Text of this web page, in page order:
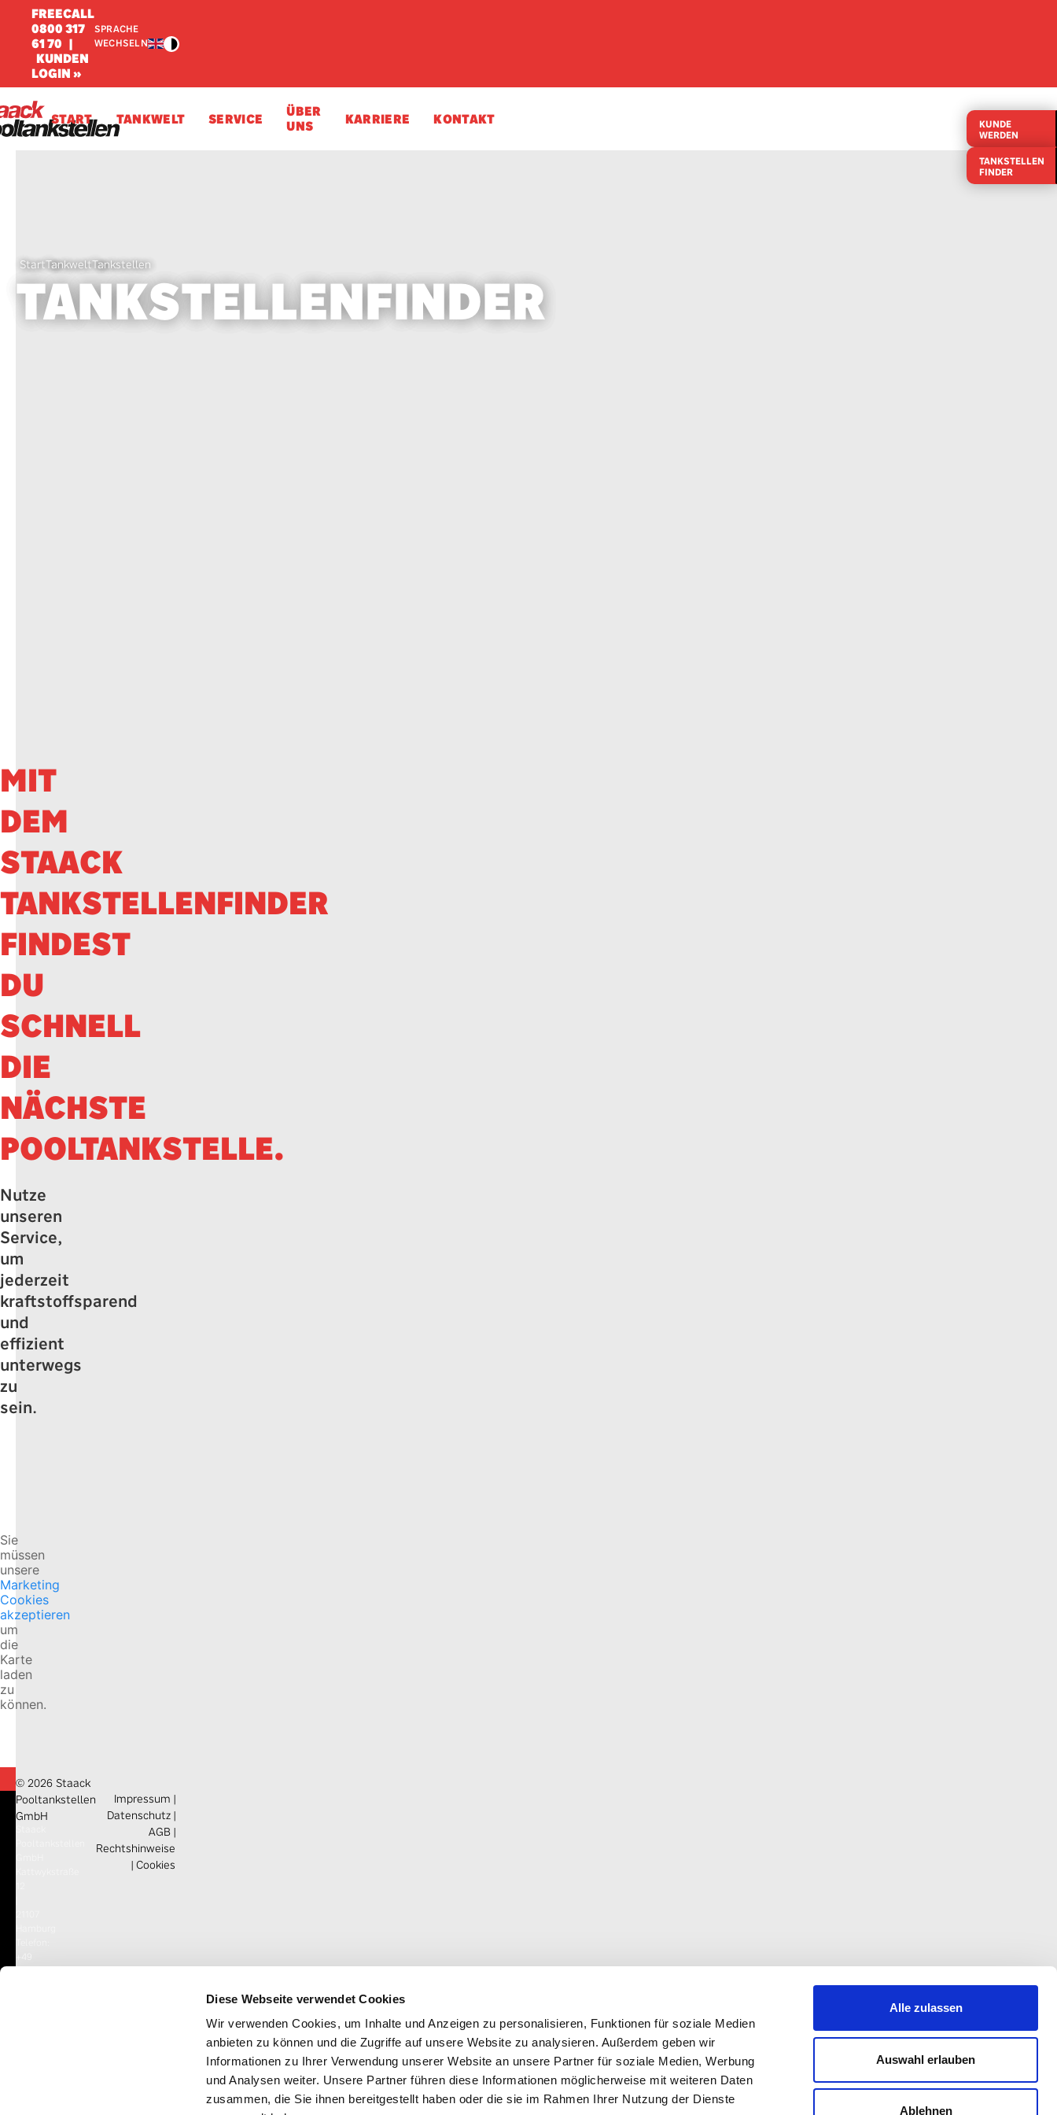
Diese Webseite verwendet Cookies
Wir verwenden Cookies, um Inhalte und Anzeigen zu personalisieren, Funktionen für soziale Medien
anbieten zu können und die Zugriffe auf unsere Website zu analysieren. Außerdem geben wir
Informationen zu Ihrer Verwendung unserer Website an unsere Partner für soziale Medien, Werbung
und Analysen weiter. Unsere Partner führen diese Informationen möglicherweise mit weiteren Daten
zusammen, die Sie ihnen bereitgestellt haben oder die sie im Rahmen Ihrer Nutzung der Dienste
Alle zulassen
Auswahl erlauben
Ablehnen
FREECALL
0800 317
61 70 |
KUNDEN
LOGIN »
SPRACHE
WECHSELN
START TANKWELT SERVICE
ÜBER
UNS
KARRIERE KONTAKT
StartTankweltTankstellen
TANKSTELLENFINDER
MIT
DEM
STAACK
TANKSTELLENFINDER
FINDEST
DU
SCHNELL
DIE
NÄCHSTE
POOLTANKSTELLE.
Nutze
unseren
Service,
um
jederzeit
kraftstoffsparend
und
effizient
unterwegs
zu
sein.
Sie
müssen
unsere
Marketing
Cookies
akzeptieren
um
die
Karte
laden
zu
können.
© 2026 Staack
Pooltankstellen
GmbH
Impressum |
Datenschutz |
AGB |
Rechtshinweise
| Cookies
KUNDE
WERDEN
TANKSTELLEN
FINDER